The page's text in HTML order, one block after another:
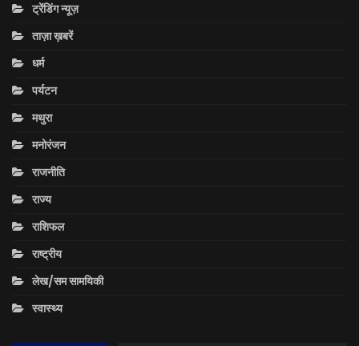
ट्रेंडिंग न्यूज़
ताज़ा ख़बरें
धर्म
पर्यटन
मथुरा
मनोरंजन
राजनीति
राज्य
राशिफल
राष्ट्रीय
लेख/सम सामयिकी
स्वास्थ्य